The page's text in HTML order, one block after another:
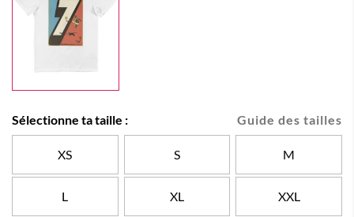
Guide des tailles
Sélectionne ta taille :
XS S M
L XL XXL